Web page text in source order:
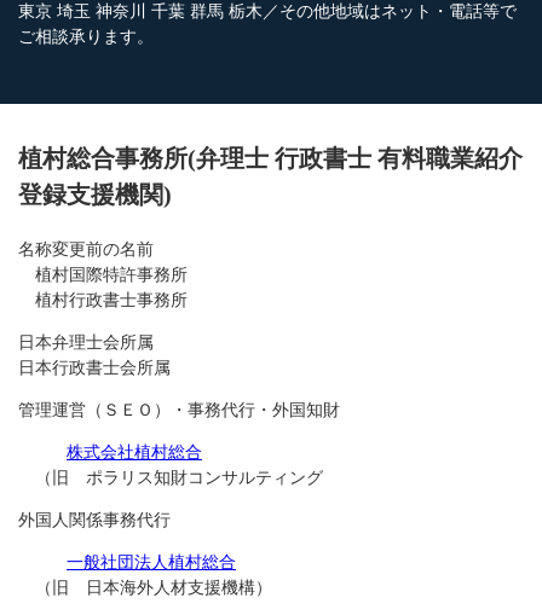
東京 埼玉 神奈川 千葉 群馬 栃木／その他地域はネット・電話等で
ご相談承ります。
植村総合事務所(弁理士 行政書士 有料職業紹介
登録支援機関)
名称変更前の名前
植村国際特許事務所
植村行政書士事務所
日本弁理士会所属
日本行政書士会所属
管理運営（ＳＥＯ）・事務代行・外国知財
株式会社植村総合
（旧 ポラリス知財コンサルティング
外国人関係事務代行
一般社団法人植村総合
（旧 日本海外人材支援機構）